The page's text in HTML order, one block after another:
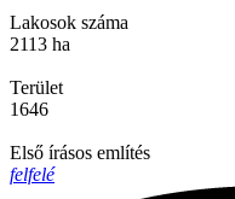
Lakosok száma
2113 ha
Terület
1646
Első írásos említés
felfelé